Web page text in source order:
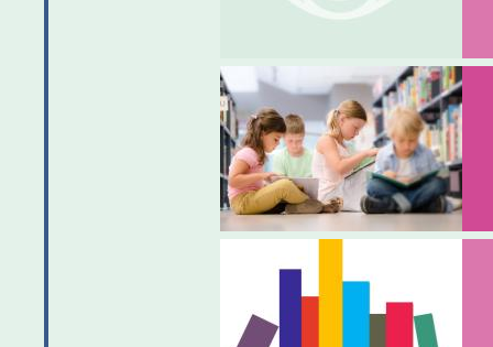
Ort: Stadtbücherei
Sommerferien-Programm
Datum: 10.08.2026
Beginn: 15,00 Uhr bis 17.30 Uhr
Ort: Stadtbücherei
Datum: 04.09.2026
Beginn: 15.00 Uhr
Ort: Stadtbücherei